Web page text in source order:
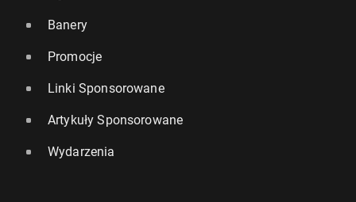
Banery
Promocje
Linki Sponsorowane
Artykuły Sponsorowane
Wydarzenia